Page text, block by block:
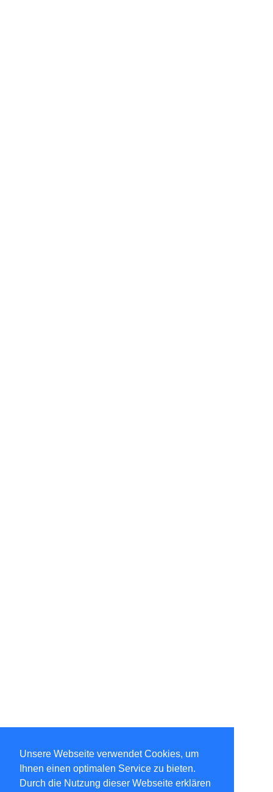
Unsere Webseite verwendet Cookies, um
Ihnen einen optimalen Service zu bieten.
Durch die Nutzung dieser Webseite erklären